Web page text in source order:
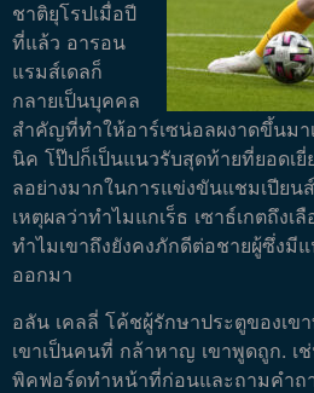
ชาติยุโรปเมื่อปี
ที่แล้ว อารอน
แรมส์เดลก็
กลายเป็นบุคคล
สำคัญที่ทำให้อาร์เซน่อลผงาดขึ้นมา
นิค โป๊ปก็เป็นแนวรับสุดท้ายที่ยอดเ
ลอย่างมากในการแข่งขันแชมเปีย
เหตุผลว่าทำไมแกเร็ธ เซาธ์เกตถึง
ทำไมเขาถึงยังคงภักดีต่อชายผู้ซึ่งมี
ออกมา
อลัน เคลลี่ โค้ชผู้รักษาประตูของเข
เขาเป็นคนที่ กล้าหาญ เขาพูดถูก. เ
พิคฟอร์ดทำหน้าที่ก่อนและถามคำถ